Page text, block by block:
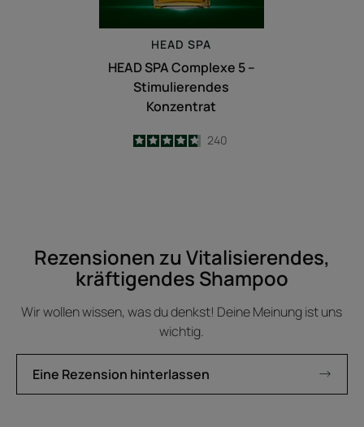
HEAD SPA
HEAD SPA Complexe 5 –
Stimulierendes
Konzentrat
4.7
/5
240
Rezensionen zu Vitalisierendes,
kräftigendes Shampoo
Wir wollen wissen, was du denkst! Deine Meinung ist uns
wichtig.
Eine Rezension hinterlassen